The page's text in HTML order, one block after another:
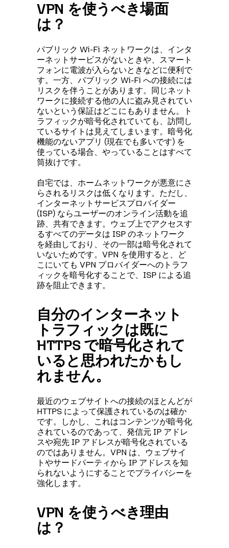
VPN を使うべき場面
は？
パブリック Wi-Fi ネットワークは、インタ
ーネットサービスがないときや、スマート
フォンに電波が入らないときなどに便利で
す。一方、パブリック Wi-Fi への接続には
リスクを伴うことがあります。同じネット
ワークに接続する他の人に盗み見されてい
ないという保証はどこにもありません。ト
ラフィックが暗号化されていても、訪問し
ているサイトは見えてしまいます。暗号化
機能のないアプリ (現在でも多いです) を
使っている場合、やっていることはすべて
筒抜けです。
自宅では、ホームネットワークが悪意にさ
らされるリスクは低くなります。ただし、
インターネットサービスプロバイダー
(ISP) ならユーザーのオンライン活動を追
跡、共有できます。ウェブ上でアクセスす
るすべてのデータは ISP のネットワーク
を経由しており、その一部は暗号化されて
いないためです。VPN を使用すると、ど
こにいても VPN プロバイダーへのトラフ
ィックを暗号化することで、ISP による追
跡を阻止できます。
自分のインターネット
トラフィックは既に
HTTPS で暗号化されて
いると思われたかもし
れません。
最近のウェブサイトへの接続のほとんどが
HTTPS によって保護されているのは確か
です。しかし、これはコンテンツが暗号化
されているのであって、発信元 IP アドレ
スや宛先 IP アドレスが暗号化されている
のではありません。VPN は、ウェブサイ
トやサードパーティから IP アドレスを知
られないようにすることでプライバシーを
強化します。
VPN を使うべき理由
は？